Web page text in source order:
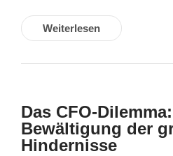
Weiterlesen
Das CFO-
Bewältigung der
Hindernisse